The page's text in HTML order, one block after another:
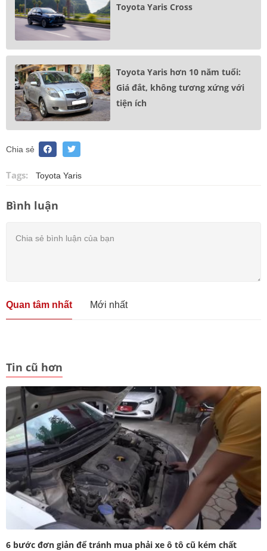
Toyota Yaris Cross
Toyota Yaris hơn 10 năm tuổi:
Giá đắt, không tương xứng với
tiện ích
Chia sẻ
Tags: Toyota Yaris
Bình luận
Quan tâm nhất Mới nhất
Tin cũ hơn
6 bước đơn giản để tránh mua phải xe ô tô cũ kém chất